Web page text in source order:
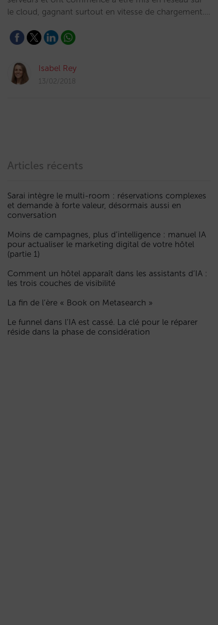
le cloud, gagnant surtout en vitesse de chargement.…
Isabel Rey
13/02/2018
Articles récents
Sarai intègre le multi-room : réservations complexes
et demande à forte valeur, désormais aussi en
conversation
Moins de campagnes, plus d’intelligence : manuel IA
pour actualiser le marketing digital de votre hôtel
(partie 1)
Comment un hôtel apparaît dans les assistants d’IA :
les trois couches de visibilité
La fin de l’ère « Book on Metasearch »
Le funnel dans l’IA est cassé. La clé pour le réparer
réside dans la phase de considération